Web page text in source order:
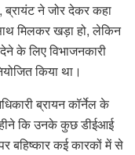
ब्रायंट ने जोर देकर कहा
मिलकर खड़ा हो, लेकिन
के लिए विभाजनकारी
किया था।
ब्रायन कॉर्नेल के
कि उनके कुछ डीईआई
बहिष्कार कई कारकों में से